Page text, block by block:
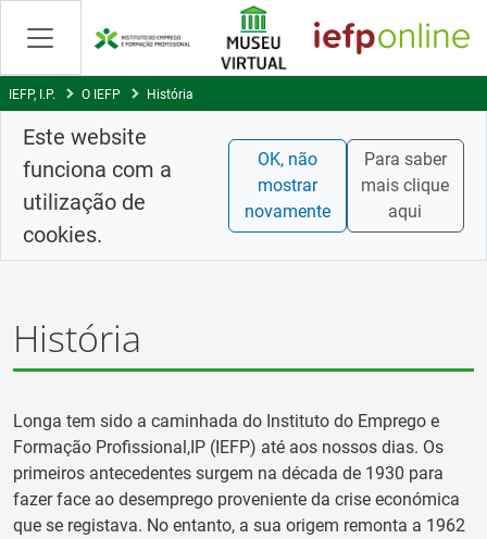
Saltar
para
conteúdo
principal
IEFP, I.P. O IEFP História
Este website
funciona com a
utilização de
cookies.
OK, não
mostrar
novamente
Para saber
mais clique
aqui
História
Longa tem sido a caminhada do Instituto do Emprego e
Formação Profissional,IP (IEFP) até aos nossos dias. Os
primeiros antecedentes surgem na década de 1930 para
fazer face ao desemprego proveniente da crise económica
que se registava. No entanto, a sua origem remonta a 1962